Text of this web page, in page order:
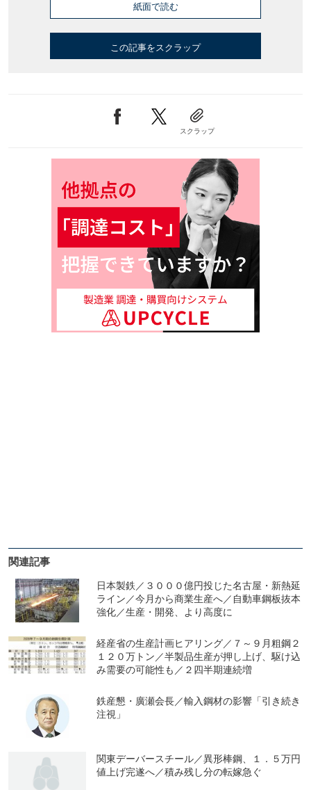
紙面で読む
この記事をスクラップ
スクラップ
関連記事
日本製鉄／３０００億円投じた名古屋・新熱延
ライン／今月から商業生産へ／自動車鋼板抜本
強化／生産・開発、より高度に
経産省の生産計画ヒアリング／７～９月粗鋼２
１２０万トン／半製品生産が押し上げ、駆け込
み需要の可能性も／２四半期連続増
鉄産懇・廣瀬会長／輸入鋼材の影響「引き続き
注視」
関東デーバースチール／異形棒鋼、１．５万円
値上げ完遂へ／積み残し分の転嫁急ぐ